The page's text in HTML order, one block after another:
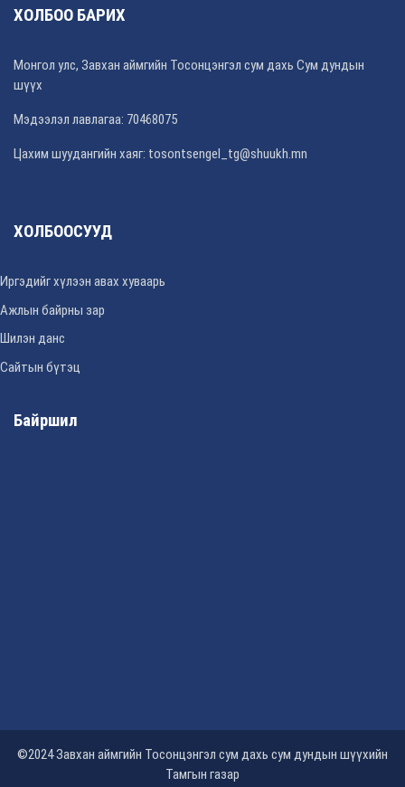
ХОЛБОО БАРИХ
Монгол улс, Завхан аймгийн Тосонцэнгэл сум дахь Сум дундын
шүүх
Мэдээлэл лавлагаа: 70468075
Цахим шуудангийн хаяг: tosontsengel_tg@shuukh.mn
ХОЛБООСУУД
Иргэдийг хүлээн авах хуваарь
Ажлын байрны зар
Шилэн данс
Сайтын бүтэц
Байршил
©2024 Завхан аймгийн Тосонцэнгэл сум дахь сум дундын шүүхийн
Тамгын газар